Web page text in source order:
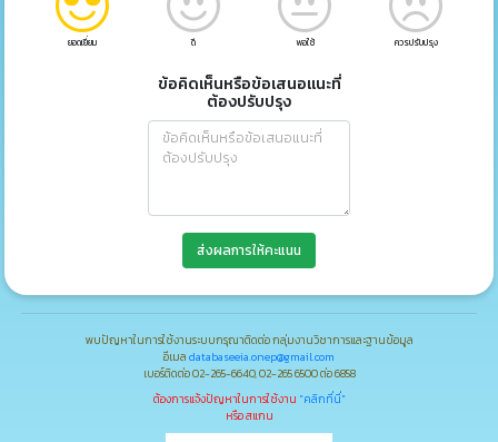
ยอดเยี่ยม ดี พอใช้ ควรปรับปรุง
ข้อคิดเห็นหรือข้อเสนอแนะที่
ต้องปรับปรุง
ส่งผลการให้คะแนน
พบปัญหาในการใช้งานระบบกรุณาติดต่อ กลุ่มงานวิชาการและฐานข้อมูล
อีเมล databaseeia.onep@gmail.com
เบอร์ติดต่อ 02-265-6640, 02-265 6500 ต่อ 6858
ต้องการแจ้งปัญหาในการใช้งาน "คลิกที่นี่"
หรือ สแกน